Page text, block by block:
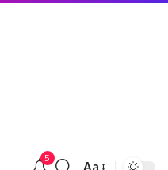
5
Aa